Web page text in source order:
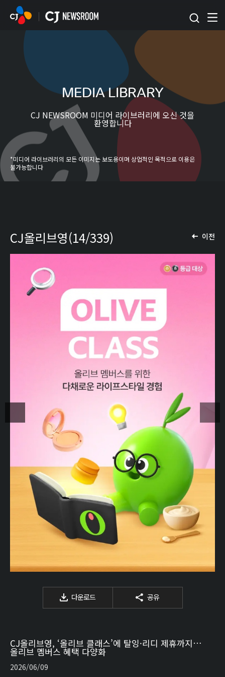
본문 바로가기
MEDIA LIBRARY
CJ NEWSROOM 미디어 라이브러리에 오신 것을
환영합니다
*미디어 라이브러리의 모든 이미지는 보도용이며 상업적인 목적으로 이용은
불가능합니다
이전
CJ올리브영(14/339)
다운로드 공유
CJ올리브영, ‘올리브 클래스’에 탈잉·리디 제휴까지…
올리브 멤버스 혜택 다양화
2026/06/09